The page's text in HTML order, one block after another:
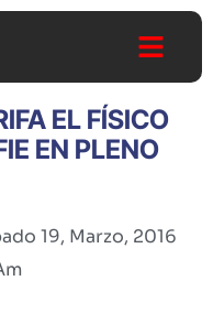
EL FÍSICO
EN PLENO
19, Marzo, 2016